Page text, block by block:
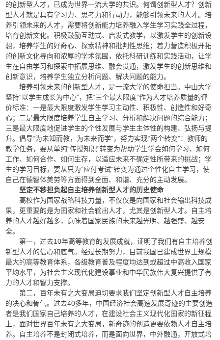
的创新型人才，已成为世界一流大学的共识。何谓创新型人才？创新
型人才就是具有学习力、思考力和行动力，能够引领未来的人才。培
养引领未来的人才，需要将创新能力培养融入学生学习实践全过程，
培育创新文化。积极鼓励互动式、启发式教学，以激发学生的创新设
想，培养学生的好奇心、探索精神和批判性思维；着力营造积极开拓
的创新文化导向和浓厚的学术氛围，依托科研训练和实践活动，让学
生在自由学习和探索中拓展思维、融会贯通，激发学生的创新思维和
创新意识，培养学生独立分析问题、解决问题的能力。
培养引领未来的创新型人才，是一流大学的使命担当。中山大学
坚持“以学生成长为中心”，把“三个最大限度”作为人才培养质量的评
价标准：一是最大限度激发学生学习主动性、积极性、创造性和好奇
心；二是最大限度培养学生自主学习、分析和解决问题的综合能力；
三是最大限度地促进学生的个性发展与学生主体性的构建、弘扬与提
升。倡导“为未知而教，为未来而学”，努力实现“两个转变”：教师的
教学任务，要从单纯“传授知识”转变为帮助学生学会如何学习、如何
工作、如何合作、如何生存，以适应未来不确定性所带来的挑战；学
生的学习目标，要从只为“应付考试”转变为通过个性化自主学习，使
自己在德智体美劳等方面得到全面、和谐、充分的主动发展。
坚定不移担负起自主培养创新型人才的历史使命
高校作为国家战略科技力量，不仅仅是向国家和社会输出科技成
果，更重要的是为国家和社会输出人才，尤其是创新型人才。自主培
养的人才越好越多，意味着国家民族的未来越光明、越强盛、越安
全。
第一，过去10年高等教育的发展成就，证明了我们有自主培养创
新型人才的信心和底气。经过长期努力，目前我国已建成世界上规模
最大的高等教育体系，各级教育普及程度均达到或超过中高收入国家
平均水平，为社会主义现代化建设事业和中华民族伟大复兴提供了有
力的人才和智力支撑。
第二，百年未有之大变局迫切要求我们坚定创新型人才自主培养
的决心和骨气。过去40多年，中国经济社会高速发展奇迹的主要创造
者是我们国家自己培养的人才，在建设社会主义现代化国家的新征程
上，面对世界百年未有之大变局，新奇迹的创造更要依赖人才自主培
养。自主培养不是封闭式培养，而是面向世界，中外融通，开放式培